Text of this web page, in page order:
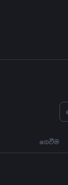
ගෙවීම